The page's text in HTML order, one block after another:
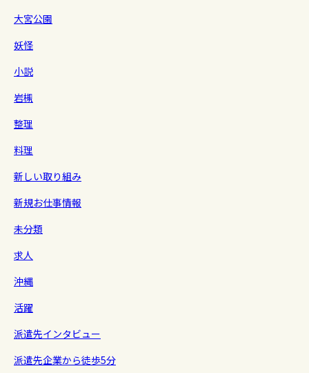
大宮公園
妖怪
小説
岩槻
整理
料理
新しい取り組み
新規お仕事情報
未分類
求人
沖縄
活躍
派遣先インタビュー
派遣先企業から徒歩5分